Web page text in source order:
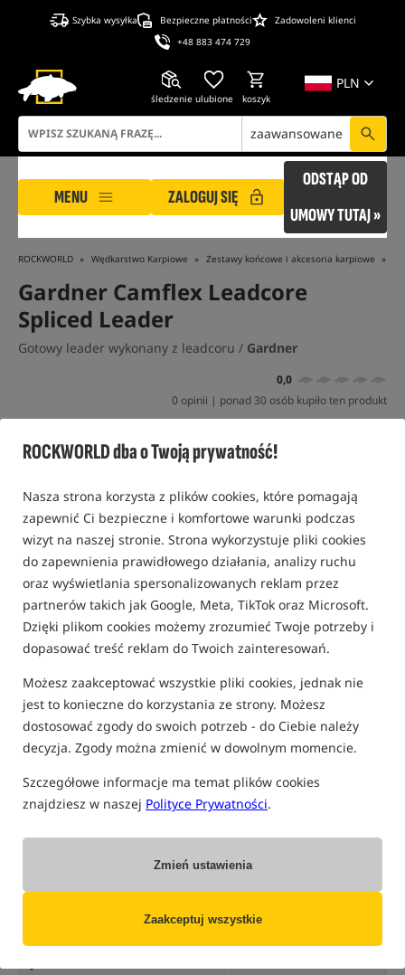
ROCKWORLD dba o Twoją prywatność!
Nasza strona korzysta z plików cookies, które pomagają
zapewnić Ci bezpieczne i komfortowe warunki podczas
wizyt na naszej stronie. Strona wykorzystuje pliki cookies
do zapewnienia prawidłowego działania, analizy ruchu
oraz wyświetlania spersonalizowanych reklam przez
partnerów takich jak Google, Meta, TikTok oraz Microsoft.
Dzięki plikom cookies możemy zrozumieć Twoje potrzeby i
dopasować treść reklam do Twoich zainteresowań.
Możesz zaakceptować wszystkie pliki cookies, jednak nie
jest to konieczne do korzystania ze strony. Możesz
dostosować zgody do swoich potrzeb - do Ciebie należy
decyzja. Zgody można zmienić w dowolnym momencie.
Szczegółowe informacje ma temat plików cookies
znajdziesz w naszej Polityce Prywatności.
Zmień ustawienia
Zaakceptuj wszystkie
Szybka wysyłka Bezpieczne płatności
Zadowoleni klienci
+48 883 474 729
PLN
śledzenie ulubione koszyk
zaawansowane
MENU ZALOGUJ SIĘ
ODSTĄP OD
UMOWY TUTAJ »
ROCKWORLD Wędkarstwo Karpiowe Zestawy końcowe i akcesoria karpiowe
Gardner Camflex Leadcore
Spliced Leader
Gotowy leader wykonany z leadcoru / Gardner
0,0
0 opinii | ponad 30 osób kupiło ten produkt
(część opcji mogła zostać ukryta przez wybrany sposób filtrowania)